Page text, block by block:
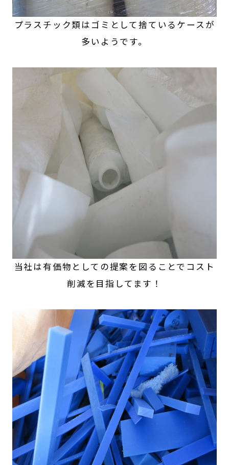
プラスチック類はゴミとして捨ているケースが
多いようです。
当社は有価物としての提案を図ることでコスト
削減を目指してます！